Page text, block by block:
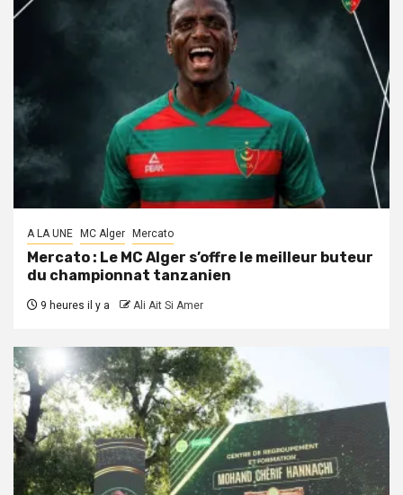
A LA UNE MC Alger Mercato
Mercato : Le MC Alger s’offre le meilleur buteur
du championnat tanzanien
9 heures il y a Ali Ait Si Amer